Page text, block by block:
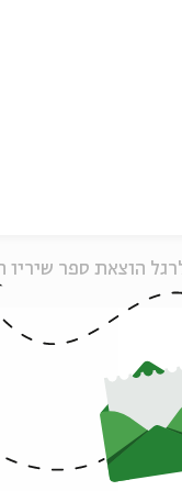
הוצאת ספר